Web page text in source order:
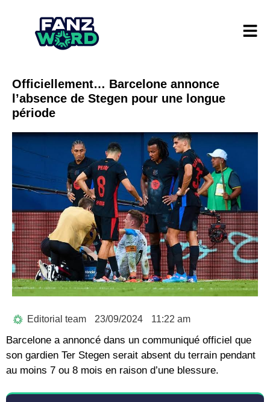
Officiellement… Barcelone annonce
l’absence de Stegen pour une longue
période
Editorial team 23/09/2024 11:22 am
Barcelone a annoncé dans un communiqué officiel que
son gardien Ter Stegen serait absent du terrain pendant
au moins 7 ou 8 mois en raison d’une blessure.